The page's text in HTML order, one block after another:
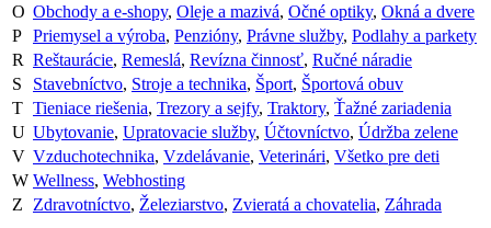
O Obchody a e-shopy, Oleje a mazivá, Očné optiky, Okná a dvere
P Priemysel a výroba, Penzióny, Právne služby, Podlahy a parkety
R Reštaurácie, Remeslá, Revízna činnosť, Ručné náradie
S
Stavebníctvo, Stroje a technika, Šport, Športová obuv
T Tieniace riešenia, Trezory a sejfy, Traktory, Ťažné zariadenia
U Ubytovanie, Upratovacie služby, Účtovníctvo, Údržba zelene
V Vzduchotechnika, Vzdelávanie, Veterinári, Všetko pre deti
W Wellness, Webhosting
Z
Zdravotníctvo, Železiarstvo, Zvieratá a chovatelia, Záhrada